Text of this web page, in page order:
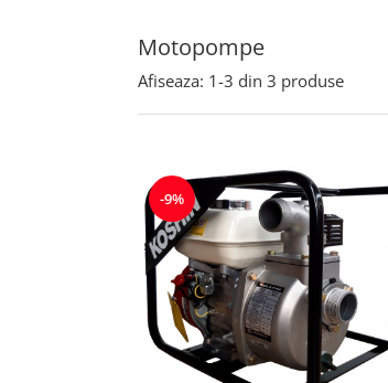
Motopompe
Afiseaza: 1-3 din 3 produse
-9%